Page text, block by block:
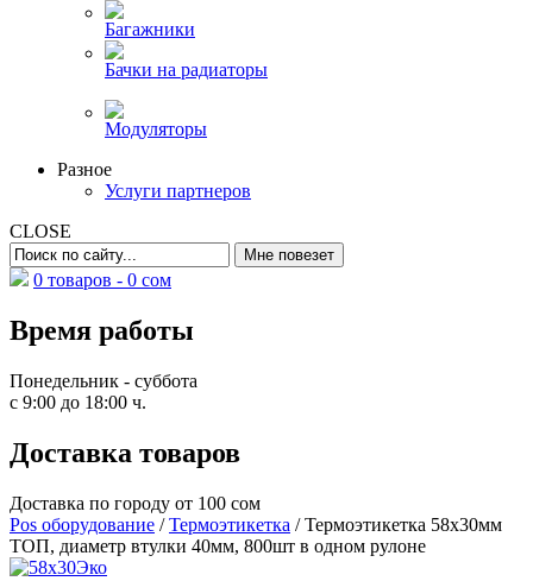
Багажники
Бачки на радиаторы
Модуляторы
Разное
Услуги партнеров
CLOSE
0 товаров - 0 сом
Время работы
Понедельник - суббота
с 9:00 до 18:00 ч.
Доставка товаров
Доставка по городу от 100 сом
Pos оборудование /Термоэтикетка / Термоэтикетка 58х30мм
ТОП, диаметр втулки 40мм, 800шт в одном рулоне